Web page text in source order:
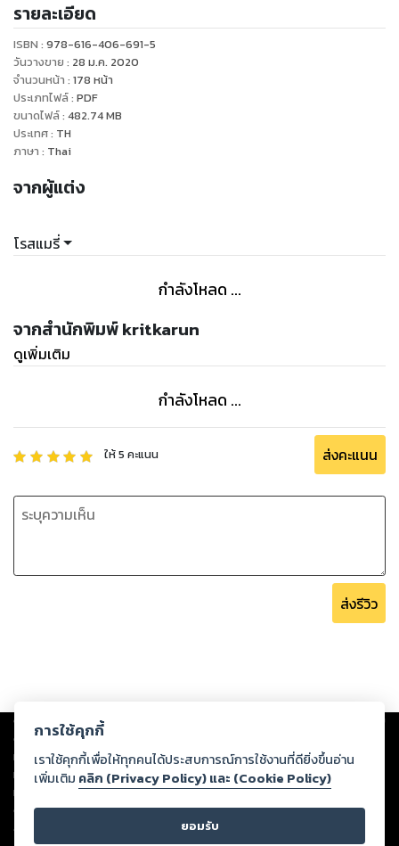
3. คุณสามารถลดน้ำหนักได้โดยที่ยังกินอาหาร 3 มื้อ โดยที่ยังกิน
ข้าวขาหมูหรือของหวานได้
4. เคล็ดลับที่จะทำให้น้ำหนักจะไม่กลับมาเพิ่ม (yoyo-effect) และ
รูปร่างดีตลอดไป ตามหลักการทางการแพทย์
รายละเอียด
ISBN : 978-616-406-691-5
วันวางขาย : 28 ม.ค. 2020
จำนวนหน้า : 178 หน้า
ประเภทไฟล์: PDF
ขนาดไฟล์: 482.74MB
ประเทศ: TH
ภาษา : Thai
จากผู้แต่ง
โรสแมรี่
กำลังโหลด ...
จากสำนักพิมพ์ kritkarun
ดูเพิ่มเติม
กำลังโหลด ...
ให้5 คะแนน ส่งคะแนน
ส่งรีวิว
Copyright © 2026
ต่อผลงานหรือเนื้อหาใดที่อัปโหลดผ่านเว็บไซต์และปรากฏว่าละเมิดสิทธิใน
ทรัพย์สินทางปัญญาของบุคคลอื่นหรือขัดต่อกฎหมายและศีลธรรม ดังนั้น ผู้อ่าน
ทุกท่านโปรดใช้วิจารณญาณในการกลั่นกรองด้วยตนเอง และหากท่านพบว่าส่วน
หนึ่งส่วนใดขัดต่อกฎหมายและศีลธรรม กรุณาแจ้งมายังบริษัท เพื่อทีมงานจะได้
ดำเนินการในทันที ทั้งนี้ ทางสตอรี่ล็อกขอสงวนลิขสิทธิ์ตามพระราชบัญญัติ
ลิขสิทธิ์ พ.ศ. 2537 (ฉบับล่าสุด)
การใช้คุกกี้
เราใช้คุกกี้เพื่อให้ทุกคนได้ประสบการณ์การใช้งานที่ดียิ่งขึ้นอ่าน
เพิ่มเติม คลิก (Privacy Policy) และ (Cookie Policy)
ยอมรับ